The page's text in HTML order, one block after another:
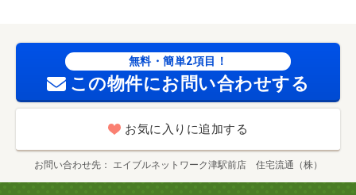
無料・簡単2項目！
この物件にお問い合わせする
お気に入りに追加する
お問い合わせ先 エイブルネットワーク津駅前店 住宅流通（株）